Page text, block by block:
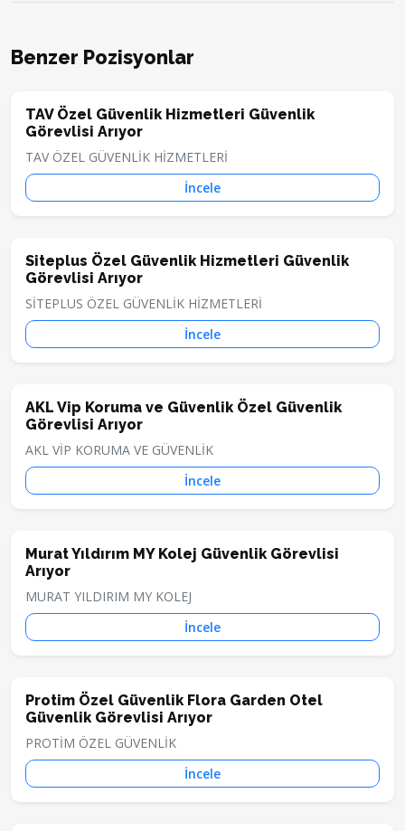
Benzer Pozisyonlar
TAV Özel Güvenlik Hizmetleri Güvenlik
Görevlisi Arıyor
TAV ÖZEL GÜVENLİK HİZMETLERİ
İncele
Siteplus Özel Güvenlik Hizmetleri Güvenlik
Görevlisi Arıyor
SİTEPLUS ÖZEL GÜVENLİK HİZMETLERİ
İncele
AKL Vip Koruma ve Güvenlik Özel Güvenlik
Görevlisi Arıyor
AKL VİP KORUMA VE GÜVENLİK
İncele
Murat Yıldırım MY Kolej Güvenlik Görevlisi
Arıyor
MURAT YILDIRIM MY KOLEJ
İncele
Protim Özel Güvenlik Flora Garden Otel
Güvenlik Görevlisi Arıyor
PROTİM ÖZEL GÜVENLİK
İncele